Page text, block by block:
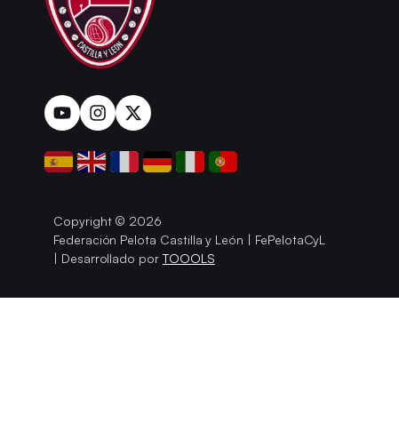
Copyright © 2026
Federación Pelota Castilla y León | FePelotaCyL
| Desarrollado por TOOOLS